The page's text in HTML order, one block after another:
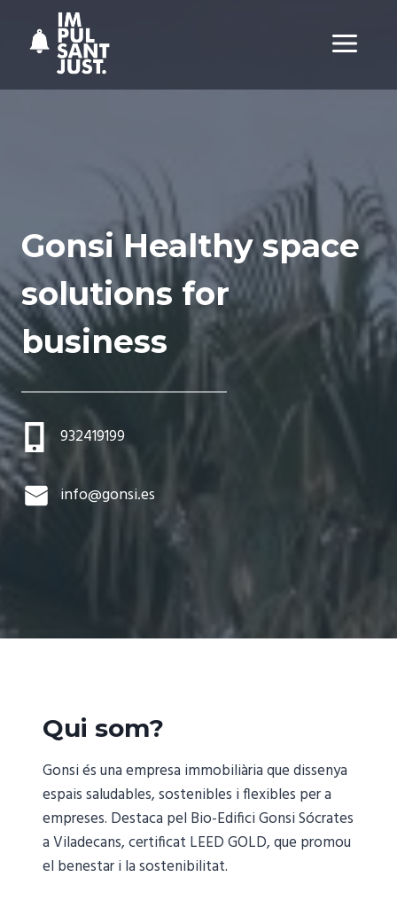
contingut
Gonsi Healthy space
solutions for
business
932419199
info@gonsi.es
Qui som?
Gonsi és una empresa immobiliària que dissenya
espais saludables, sostenibles i flexibles per a
empreses. Destaca pel Bio-Edifici Gonsi Sócrates
a Viladecans, certificat LEED GOLD, que promou
el benestar i la sostenibilitat.